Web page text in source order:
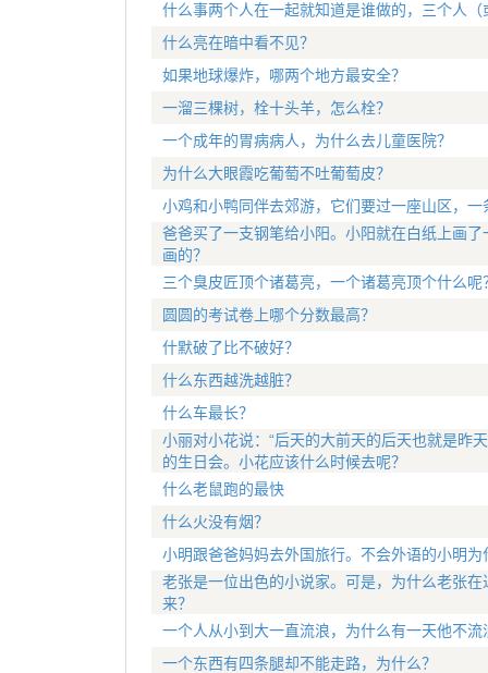
什么事两个人在一起就知道是谁做的，三个人
什么亮在暗中看不见？
如果地球爆炸，哪两个地方最安全？
一溜三棵树，栓十头羊，怎么栓？
一个成年的胃病病人，为什么去儿童医院？
为什么大眼霞吃葡萄不吐葡萄皮？
小鸡和小鸭同伴去郊游，它们要过一座山区，
爸爸买了一支钢笔给小阳。小阳就在白纸上画
画的？
三个臭皮匠顶个诸葛亮，一个诸葛亮顶个什么呢
圆圆的考试卷上哪个分数最高？
什默破了比不破好？
什么东西越洗越脏？
什么车最长？
小丽对小花说：“后天的大前天的后天也就是昨
的生日会。小花应该什么时候去呢？
什么老鼠跑的最快
什么火没有烟？
小明跟爸爸妈妈去外国旅行。不会外语的小明
老张是一位出色的小说家。可是，为什么老张
来？
一个人从小到大一直流浪，为什么有一天他不流
一个东西有四条腿却不能走路，为什么？